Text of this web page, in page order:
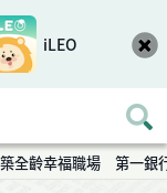
iLEO
全齡幸福職場 第一銀